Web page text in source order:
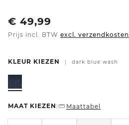
€ 49,99
Prijs incl. BTW excl. verzendkosten
KLEUR KIEZEN | dark blue wash
MAAT KIEZEN | Maattabel